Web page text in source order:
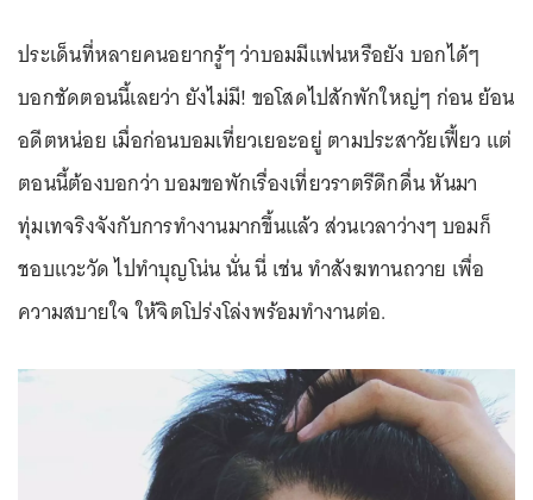
ประเด็นที่หลายคนอยากรู้ๆ ว่าบอมมีแฟนหรือยัง บอกได้ๆ
บอกชัดตอนนี้เลยว่า ยังไม่มี! ขอโสดไปสักพักใหญ่ๆ ก่อน ย้อน
อดีตหน่อย เมื่อก่อนบอมเที่ยวเยอะอยู่ ตามประสาวัยเฟี้ยว แต่
ตอนนี้ต้องบอกว่า บอมขอพักเรื่องเที่ยวราตรีดึกดื่น หันมา
ทุ่มเทจริงจังกับการทำงานมากขึ้นแล้ว ส่วนเวลาว่างๆ บอมก็
ชอบแวะวัด ไปทำบุญโน่น นั่น นี่ เช่น ทำสังฆทานถวาย เพื่อ
ความสบายใจ ให้จิตโปร่งโล่งพร้อมทำงานต่อ.